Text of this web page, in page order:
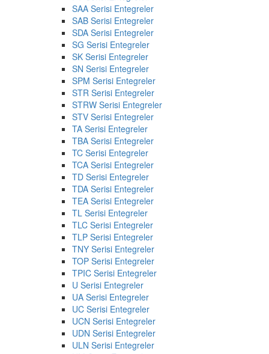
SAA Serisi Entegreler
SAB Serisi Entegreler
SDA Serisi Entegreler
SG Serisi Entegreler
SK Serisi Entegreler
SN Serisi Entegreler
SPM Serisi Entegreler
STR Serisi Entegreler
STRW Serisi Entegreler
STV Serisi Entegreler
TA Serisi Entegreler
TBA Serisi Entegreler
TC Serisi Entegreler
TCA Serisi Entegreler
TD Serisi Entegreler
TDA Serisi Entegreler
TEA Serisi Entegreler
TL Serisi Entegreler
TLC Serisi Entegreler
TLP Serisi Entegreler
TNY Serisi Entegreler
TOP Serisi Entegreler
TPIC Serisi Entegreler
U Serisi Entegreler
UA Serisi Entegreler
UC Serisi Entegreler
UCN Serisi Entegreler
UDN Serisi Entegreler
ULN Serisi Entegreler